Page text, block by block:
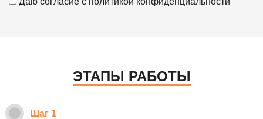
ЭТАПЫ РАБОТЫ
Шаг 1